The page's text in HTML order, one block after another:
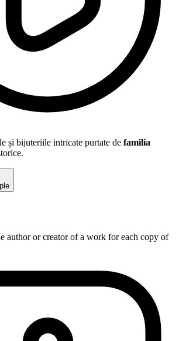
și bijuteriile intricate purtate de familia
author or creator of a work for each copy of